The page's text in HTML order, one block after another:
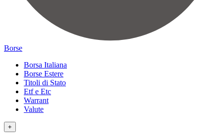
Borse
Borsa Italiana
Borse Estere
Titoli di Stato
Etf e Etc
Warrant
Valute
+